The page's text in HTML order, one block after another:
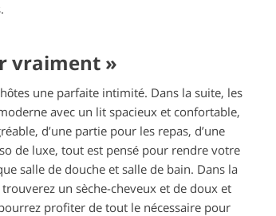
vraiment »
une parfaite intimité. Dans la suite, les
avec un lit spacieux et confortable,
d’une partie pour les repas, d’une
de luxe, tout est pensé pour rendre votre
salle de douche et salle de bain. Dans la
un sèche-cheveux et de doux et
profiter de tout le nécessaire pour